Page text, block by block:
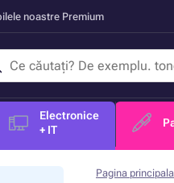
noastre Premium
Electronice
+ IT
Pagina principala